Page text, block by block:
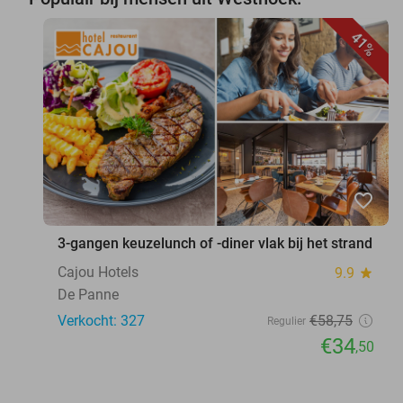
41%
favorite_border
3-gangen keuzelunch of -diner vlak bij het strand
Cajou Hotels
9.9 star
De Panne
Verkocht: 327
Regulier €58,75
€34,50